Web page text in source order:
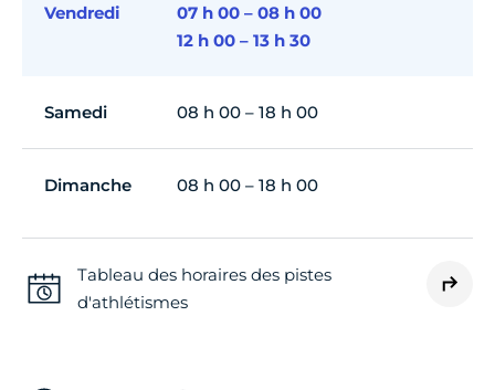
Vendredi
07 h 00 – 08 h 00
12 h 00 – 13 h 30
Samedi 08 h 00 – 18 h 00
Dimanche 08 h 00 – 18 h 00
Tableau des horaires des pistes
d'athlétismes